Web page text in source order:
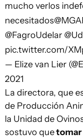
mucho verlos
necesitados
@FagroUdelar
pic.twitter.com/
— Elize van Lier
2021
La directora, que
de Producción
la Unidad de
sostuvo quetomar